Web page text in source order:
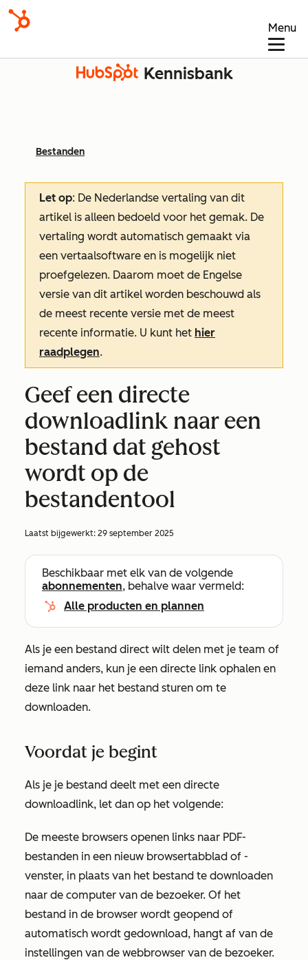
Menu
Kennisbank
Bestanden
Let op: De Nederlandse vertaling van dit
artikel is alleen bedoeld voor het gemak. De
vertaling wordt automatisch gemaakt via
een vertaalsoftware en is mogelijk niet
proefgelezen. Daarom moet de Engelse
versie van dit artikel worden beschouwd als
de meest recente versie met de meest
recente informatie. U kunt het hier
raadplegen.
Geef een directe
downloadlink naar een
bestand dat gehost
wordt op de
bestandentool
Laatst bijgewerkt: 29 september 2025
Beschikbaar met elk van de volgende
abonnementen, behalve waar vermeld:
Alle producten en plannen
Als je een bestand direct wilt delen met je team of
iemand anders, kun je een directe link ophalen en
deze link naar het bestand sturen om te
downloaden.
Voordat je begint
Als je je bestand deelt met een directe
downloadlink, let dan op het volgende:
De meeste browsers openen links naar PDF-
bestanden in een nieuw browsertabblad of -
venster, in plaats van het bestand te downloaden
naar de computer van de bezoeker. Of het
bestand in de browser wordt geopend of
automatisch wordt gedownload, hangt af van de
instellingen van de webbrowser van de bezoeker.